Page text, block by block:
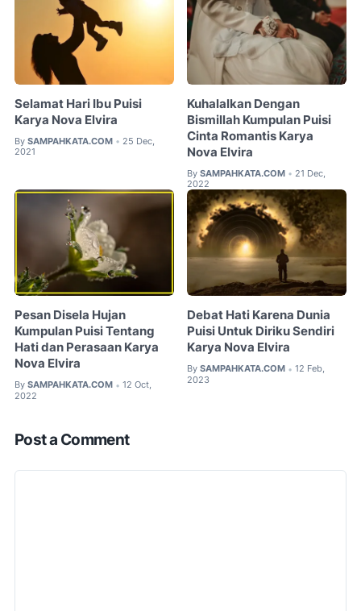
Selamat Hari Ibu Puisi
Karya Nova Elvira
By SAMPAHKATA.COM • 25 Dec,
2021
Kuhalalkan Dengan
Bismillah Kumpulan Puisi
Cinta Romantis Karya
Nova Elvira
By SAMPAHKATA.COM • 21 Dec,
2022
Pesan Disela Hujan
Kumpulan Puisi Tentang
Hati dan Perasaan Karya
Nova Elvira
By SAMPAHKATA.COM • 12 Oct,
2022
Debat Hati Karena Dunia
Puisi Untuk Diriku Sendiri
Karya Nova Elvira
By SAMPAHKATA.COM • 12 Feb,
2023
Post a Comment